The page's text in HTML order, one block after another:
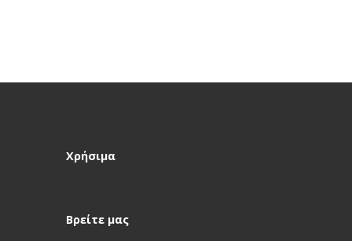
Χρήσιμα
Βρείτε μας